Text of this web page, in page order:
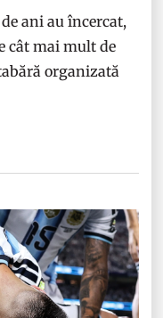
ani au încercat,
cât mai mult de
organizată